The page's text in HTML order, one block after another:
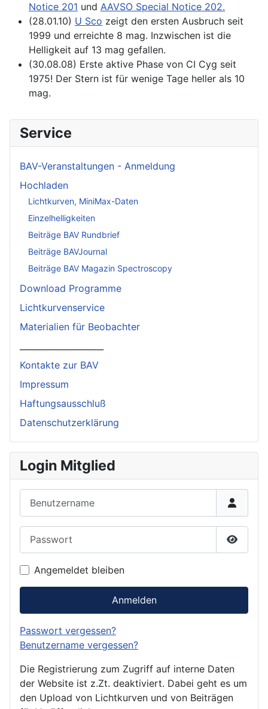
Notice 201 und AAVSO Special Notice 202.
(28.01.10) U Sco zeigt den ersten Ausbruch seit
1999 und erreichte 8 mag. Inzwischen ist die
Helligkeit auf 13 mag gefallen.
(30.08.08) Erste aktive Phase von CI Cyg seit
1975! Der Stern ist für wenige Tage heller als 10
mag.
Service
BAV-Veranstaltungen - Anmeldung
Hochladen
Lichtkurven, MiniMax-Daten
Einzelhelligkeiten
Beiträge BAV Rundbrief
Beiträge BAVJournal
Beiträge BAV Magazin Spectroscopy
Download Programme
Lichtkurvenservice
Materialien für Beobachter
Kontakte zur BAV
Impressum
Haftungsausschluß
Datenschutzerklärung
Login Mitglied
Angemeldet bleiben
Anmelden
Passwort vergessen?
Benutzername vergessen?
Die Registrierung zum Zugriff auf interne Daten
der Website ist z.Zt. deaktiviert. Dabei geht es um
den Upload von Lichtkurven und von Beiträgen